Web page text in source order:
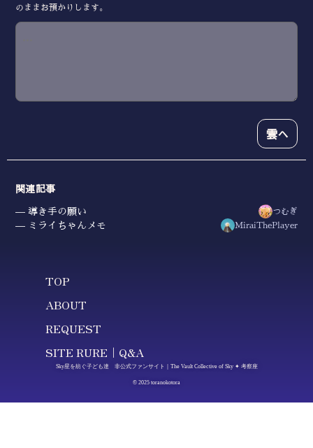
のままお預かりします。
雲へ
関連記事
導き手の願い つむぎ
ミライちゃんメモ MiraiThePlayer
TOP
ABOUT
REQUEST
SITE RURE｜Q&A
Sky星を紡ぐ子ども達 非公式ファンサイト｜The Vault Collective of Sky ✦ 考察座
© 2025 toranokotora